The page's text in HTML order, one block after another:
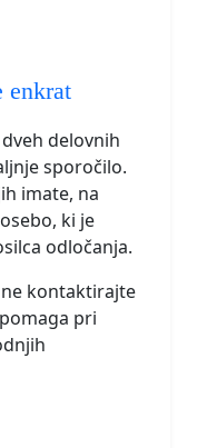
enkrat
delovnih
sporočilo.
imate, na
ki je
odločanja.
kontaktirajte
pri